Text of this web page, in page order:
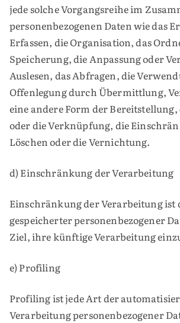
jede solche Vorgangsreihe im
personenbezogenen Daten wie das
Erfassen, die Organisation, das
Speicherung, die Anpassung oder
Auslesen, das Abfragen, die
Offenlegung durch Übermittlung,
eine andere Form der
oder die Verknüpfung, die
Löschen oder die Vernichtung.
d) Einschränkung der Verarbeitung
Einschränkung der Verarbeitung
gespeicherter personenbezogener
Ziel, ihre künftige Verarbeitung
e) Profiling
Profiling ist jede Art der
Verarbeitung personenbezogener